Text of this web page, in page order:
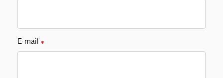
E-mail ✱